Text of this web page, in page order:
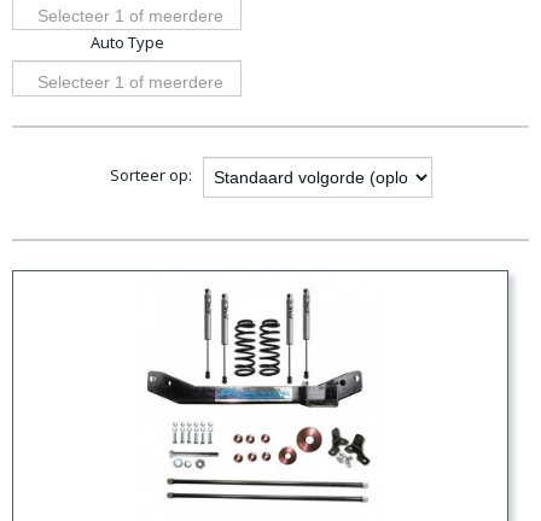
Selecteer 1 of meerdere
opties
Auto Type
Selecteer 1 of meerdere
Sorteer op: